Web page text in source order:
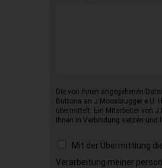
Die von Ihnen angegebenen
Buttons an J.Moosbrugger e.U.
übermittelt. Ein Mitarbeiter von
Ihnen in Verbindung setzen
Mit der Übermittlung
Verarbeitung meiner